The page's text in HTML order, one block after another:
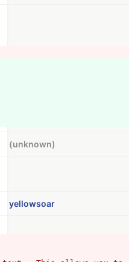
(unknown)
yellowsoar